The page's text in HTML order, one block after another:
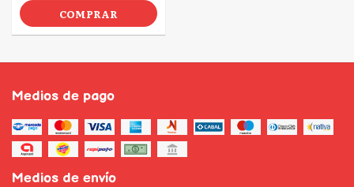
COMPRAR
Medios de pago
Medios de envío